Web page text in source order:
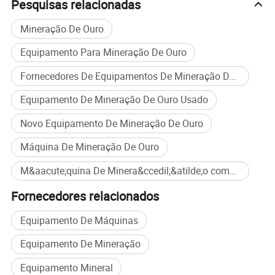
N° O ponto
1 Alimentador de vibração HC
2 britador de mandibula HC
O tapete de transporte HC Depende do sítio
5 Máquina de tela HC
6 Moinho de bolas HC
9 Calha de espiral
Caso de ouro da linha do separador de gravidade de ferro de
Pesquisas relacionadas
Mineração De Ouro
Equipamento Para Mineração De Ouro
Fornecedores De Equipamentos De Mineração De Ouro
Equipamento De Mineração De Ouro Usado
Novo Equipamento De Mineração De Ouro
Máquina De Mineração De Ouro
M&aacute;quina De Minera&ccedil;&atilde;o compra em massa
Fornecedores relacionados
Equipamento De Máquinas
Equipamento De Mineração
Equipamento Mineral